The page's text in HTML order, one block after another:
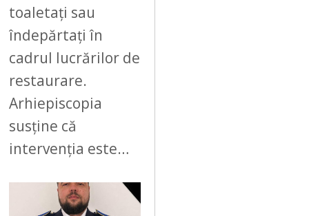
toaletați sau
îndepărtați în
cadrul lucrărilor de
restaurare.
Arhiepiscopia
susține că
intervenția este…